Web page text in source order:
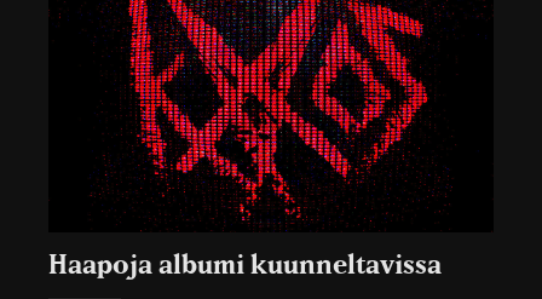
Haapoja albumi kuunneltavissa